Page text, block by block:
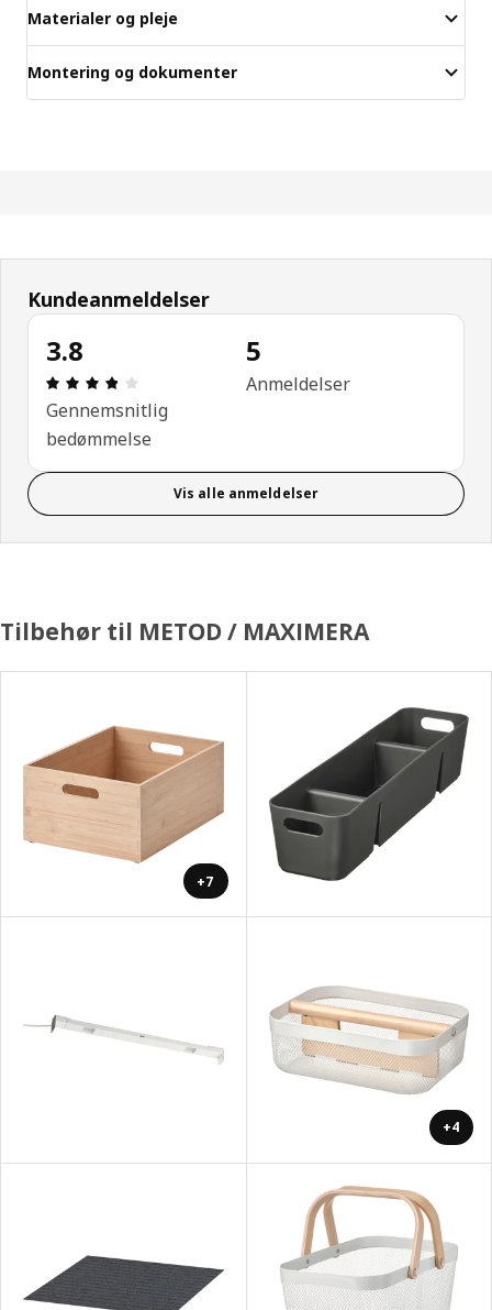
Materialer og pleje
Montering og dokumenter
Kundeanmeldelser
3.8
Anmeldelse: 3.8 Ud af 5 Stjerner. Anmeldelser i
Gennemsnitlig
bedømmelse
5
Anmeldelser
Vis alle anmeldelser
Tilbehør til METOD / MAXIMERA
+7
+4